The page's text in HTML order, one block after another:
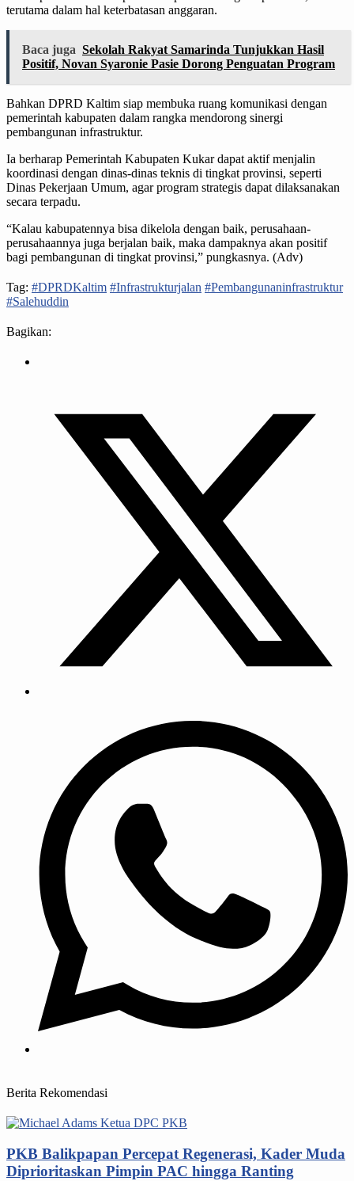
terutama dalam hal keterbatasan anggaran.
Baca juga Sekolah Rakyat Samarinda Tunjukkan Hasil
Positif, Novan Syaronie Pasie Dorong Penguatan Program
Bahkan DPRD Kaltim siap membuka ruang komunikasi dengan
pemerintah kabupaten dalam rangka mendorong sinergi
pembangunan infrastruktur.
Ia berharap Pemerintah Kabupaten Kukar dapat aktif menjalin
koordinasi dengan dinas-dinas teknis di tingkat provinsi, seperti
Dinas Pekerjaan Umum, agar program strategis dapat dilaksanakan
secara terpadu.
“Kalau kabupatennya bisa dikelola dengan baik, perusahaan-
perusahaannya juga berjalan baik, maka dampaknya akan positif
bagi pembangunan di tingkat provinsi,” pungkasnya. (Adv)
Tag: #DPRDKaltim #Infrastrukturjalan #Pembangunaninfrastruktur
#Salehuddin
Bagikan:
Berita Rekomendasi
PKB Balikpapan Percepat Regenerasi, Kader Muda
Diprioritaskan Pimpin PAC hingga Ranting